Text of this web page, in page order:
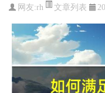
网友:rh 文章列表